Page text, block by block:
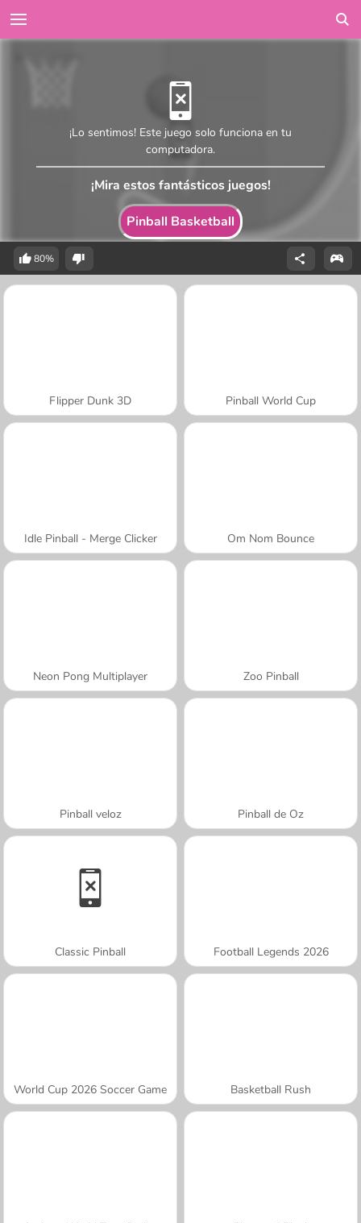
Pinball Basketball
¡Lo sentimos! Este juego solo funciona en tu
computadora.
¡Mira estos fantásticos juegos!
80%
Flipper Dunk 3D Pinball World Cup
Idle Pinball - Merge Clicker Om Nom Bounce
Neon Pong Multiplayer Zoo Pinball
Pinball veloz Pinball de Oz
Classic Pinball Football Legends 2026
World Cup 2026 Soccer Game Basketball Rush